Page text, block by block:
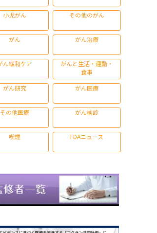
小児がん その他のがん
がん がん治療
ん緩和ケア
がんと生活・運動・
食事
がん研究
がん医療
その他医療 がん検診
喫煙 FDAニュース